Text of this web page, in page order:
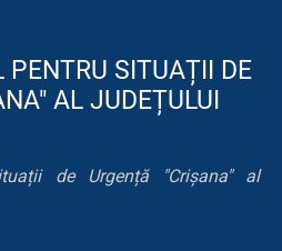
PENTRU SITUAȚII DE
AL JUDEȚULUI
de Urgență "Crișana" al